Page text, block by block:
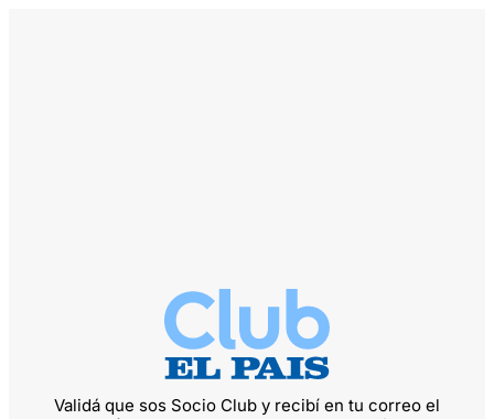
Validá que sos Socio Club y recibí en tu correo el